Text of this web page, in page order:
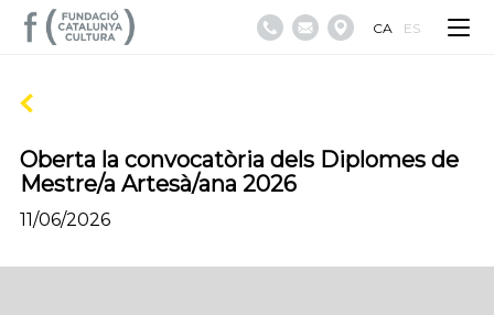
CA ES
Oberta la convocatòria dels Diplomes de
Mestre/a Artesà/ana 2026
11/06/2026